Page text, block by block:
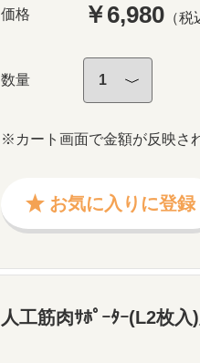
価格 ￥6,980 （税
数量
※カート画面で金額が反映さ
お気に入りに登録
人工筋肉ｻﾎﾟｰﾀｰ(L2枚入